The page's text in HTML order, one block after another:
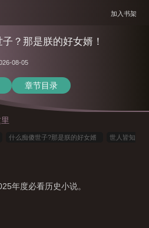
加入书架
？那是朕的好女婿！
08-05
章节目录
什么痴傻世子?那是朕的好女婿 世人皆知
那是朕的好女婿 傻什么傻
年度必看历史小说。